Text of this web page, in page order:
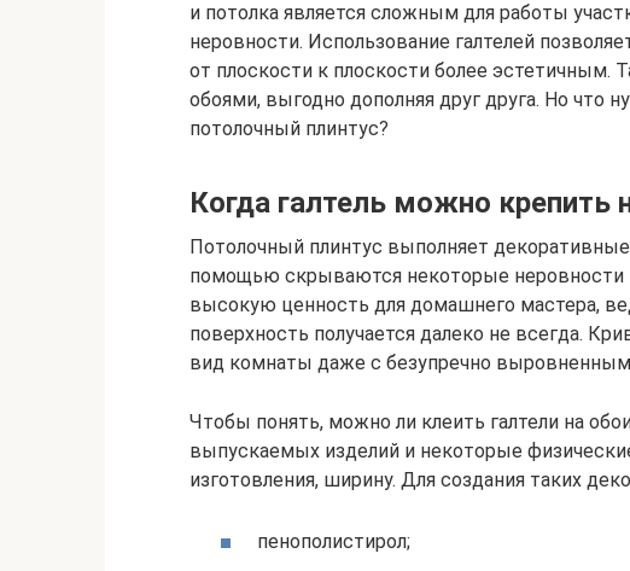
и потолка является сложным для работы
неровности. Использование галтелей
от плоскости к плоскости более эстетичным.
обоями, выгодно дополняя друг друга. Но что
потолочный плинтус?
Когда галтель можно крепить
Потолочный плинтус выполняет
помощью скрываются некоторые неровности
высокую ценность для домашнего мастера,
поверхность получается далеко не всегда.
вид комнаты даже с безупречно
Чтобы понять, можно ли клеить галтели на
выпускаемых изделий и некоторые
изготовления, ширину. Для создания таких
пенополистирол;